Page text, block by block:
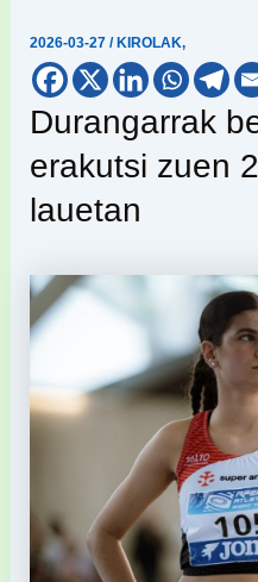
2026-03-27/ KIROLAK,
Durangarrak
erakutsi zuen
lauetan